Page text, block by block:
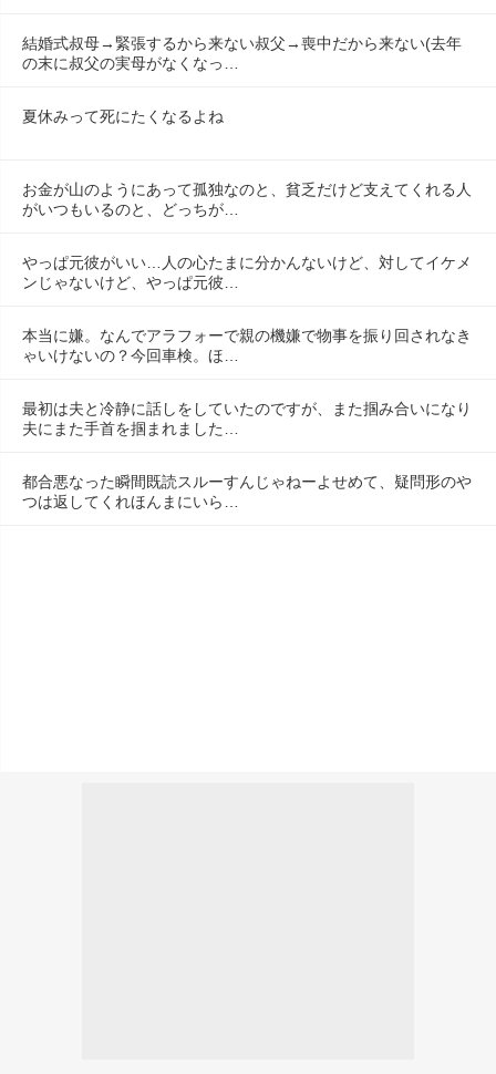
結婚式叔母→緊張するから来ない叔父→喪中だから来ない(去年
の末に叔父の実母がなくなっ…
夏休みって死にたくなるよね
お金が山のようにあって孤独なのと、貧乏だけど支えてくれる人
がいつもいるのと、どっちが…
やっぱ元彼がいい…人の心たまに分かんないけど、対してイケメ
ンじゃないけど、やっぱ元彼…
本当に嫌。なんでアラフォーで親の機嫌で物事を振り回されなき
ゃいけないの？今回車検。ほ…
最初は夫と冷静に話しをしていたのですが、また掴み合いになり
夫にまた手首を掴まれました…
都合悪なった瞬間既読スルーすんじゃねーよせめて、疑問形のや
つは返してくれほんまにいら…